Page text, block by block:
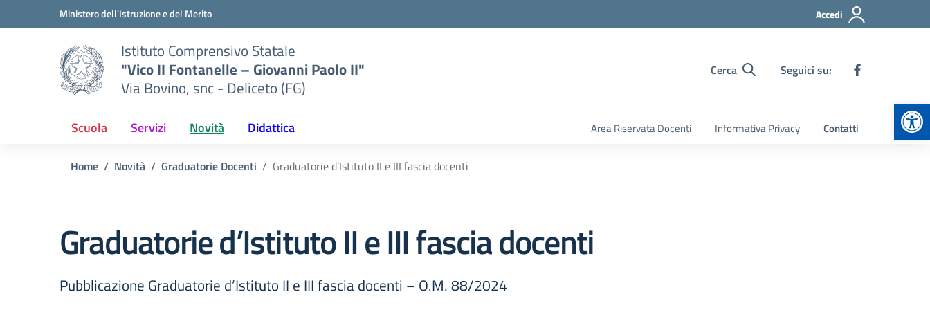
Vai ai contenuti
Vai al menu di navigazioneMinistero dell'Istruzione e del Merito Accedi
Istituto Comprensivo Statale
"Vico II Fontanelle – Giovanni Paolo II"
Via Bovino, snc - Deliceto (FG)
Cerca Seguici su:
Scuola Servizi Novità Didattica Area Riservata Docenti Informativa Privacy Contatti
Home Novità Graduatorie Docenti Graduatorie d’Istituto II e III fascia docenti
Graduatorie d’Istituto II e III fascia docenti
Pubblicazione Graduatorie d’Istituto II e III fascia docenti – O.M. 88/2024